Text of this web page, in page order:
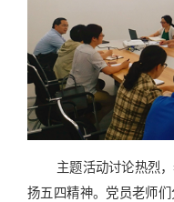
主题活动讨论热烈
扬五四精神。党员老师